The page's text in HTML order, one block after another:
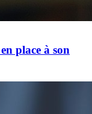
place à son